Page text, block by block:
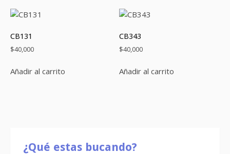
CB131
$40,000
Añadir al carrito
CB343
$40,000
Añadir al carrito
¿Qué estas bucando?